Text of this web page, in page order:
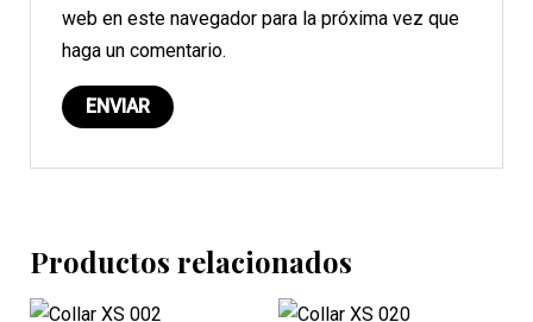
web en este navegador para la próxima vez que
haga un comentario.
Productos relacionados